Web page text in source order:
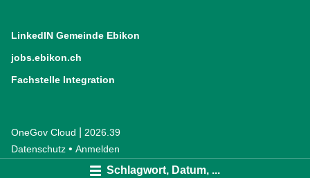
Schlagwort, Datum, ...
LinkedIN Gemeinde Ebikon
jobs.ebikon.ch
Fachstelle Integration
OneGov Cloud (External Link)
2026.39
Datenschutz (External Link)
Anmelden